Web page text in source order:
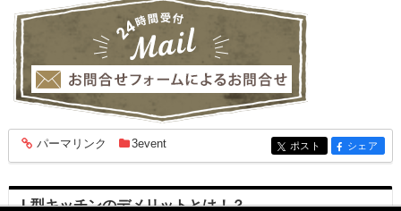
entry1858
パーマリンク 3event entry1858
ポスト entry1858
シェア
L型キッチンのデメリットとは！？